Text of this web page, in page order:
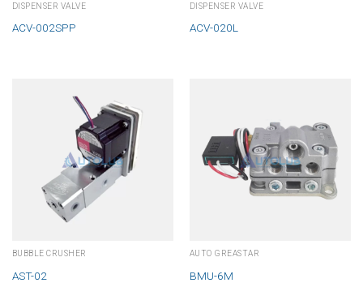
DISPENSER VALVE
ACV-002SPP
DISPENSER VALVE
ACV-020L
BUBBLE CRUSHER
AST-02
AUTO GREASTAR
BMU-6M